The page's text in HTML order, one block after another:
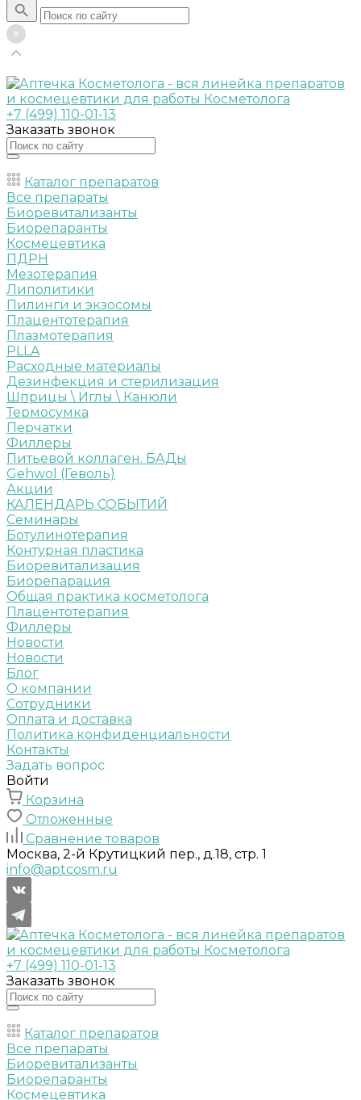
+7 (499) 110-01-13
Заказать звонок
Каталог препаратов
Все препараты
Биоревитализанты
Биорепаранты
Космецевтика
ПДРН
Мезотерапия
Липолитики
Пилинги и экзосомы
Плацентотерапия
Плазмотерапия
PLLA
Расходные материалы
Дезинфекция и стерилизация
Шприцы \ Иглы \ Канюли
Термосумка
Перчатки
Филлеры
Питьевой коллаген. БАДы
Gehwol (Геволь)
Акции
КАЛЕНДАРЬ СОБЫТИЙ
Семинары
Ботулинотерапия
Контурная пластика
Биоревитализация
Биорепарация
Общая практика косметолога
Плацентотерапия
Филлеры
Новости
Новости
Блог
О компании
Сотрудники
Оплата и доставка
Политика конфиденциальности
Контакты
Задать вопрос
Войти
Корзина
Отложенные
Сравнение товаров
Москва, 2-й Крутицкий пер., д.18, стр. 1
info@aptcosm.ru
+7 (499) 110-01-13
Заказать звонок
Каталог препаратов
Все препараты
Биоревитализанты
Биорепаранты
Космецевтика